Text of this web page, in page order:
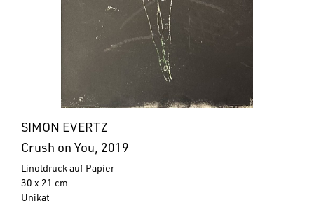
SIMON EVERTZ
Crush on You, 2019
Linoldruck auf Papier
30 x 21 cm
Unikat